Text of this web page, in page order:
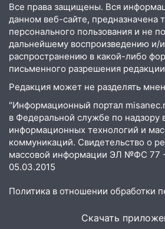
Все права защищены. Вся
данном веб-сайте, предназначена
персонального пользования и не
дальнейшему воспроизведению и/
распространению в какой-либо
письменного разрешения
Редакция может не разделять
"Информационный портал
в Федеральной службе по надзору
информационных технологий и
коммуникаций. Свидетельство о
массовой информации ЭЛ №ФС 77
05.03.2015
Политика в отношении обработки
Скачать